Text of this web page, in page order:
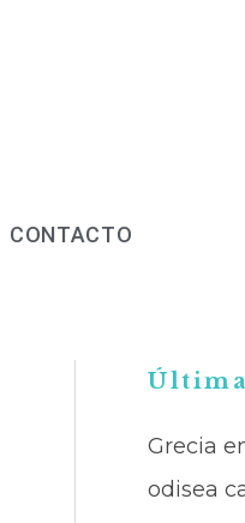
CONTACTO
Grecia
odisea
B